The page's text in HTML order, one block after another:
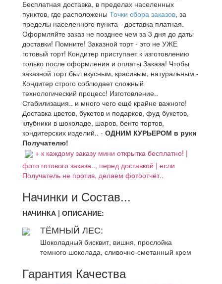
Бесплатная доставка, в пределах населенных
пунктов, где расположены Точки сбора заказов, за
пределы населенного пункта - доставка платная.
Оформляйте заказ не позднее чем за 3 дня до даты
доставки! Помните! Заказной торт - это не УЖЕ
готовый торт! Кондитер приступает к изготовлению
только после оформления и оплаты Заказа! Чтобы
заказной торт был вкусным, красивым, натуральным -
Кондитер строго соблюдает сложный
технологический процесс! Изготовление..
Стабилизация.. и много чего ещё крайне важного!
Доставка цветов, букетов и подарков, фуд-букетов,
клубники в шоколаде, шаров, бенто тортов,
кондитерских изделий.. - ОДНИМ КУРЬЕРОМ в руки
Получателю!
+ к каждому заказу мини открытка бесплатно! |
фото готового заказа.., перед доставкой | если
Получатель не против, делаем фотоотчёт..
Начинки и Состав...
НАЧИНКА | ОПИСАНИЕ:
ТЁМНЫЙ ЛЕС:
Шоколадный бисквит, вишня, прослойка
темного шоколада, сливочно-сметанный крем
Гарантия Качества